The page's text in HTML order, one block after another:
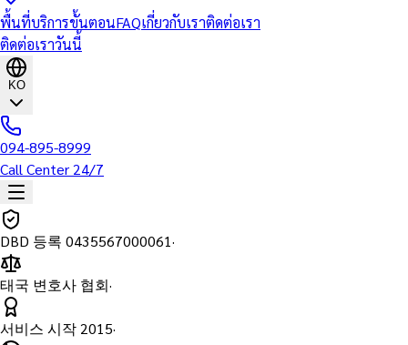
พื้นที่บริการขั้นตอนFAQเกี่ยวกับเราติดต่อเรา
ติดต่อเราวันนี้
KO
094-895-8999
Call Center 24/7
DBD 등록 0435567000061·
태국 변호사 협회·
서비스 시작2015·